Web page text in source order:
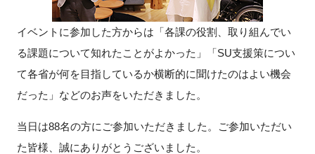
イベントに参加した方からは「各課の役割、取り組んでい
る課題について知れたことがよかった」「SU支援策につい
て各省が何を目指しているか横断的に聞けたのはよい機会
だった」などのお声をいただきました。
当日は88名の方にご参加いただきました。ご参加いただい
た皆様、誠にありがとうございました。